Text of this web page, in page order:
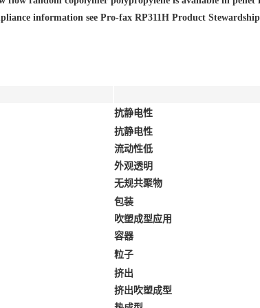
information see Pro-fax RP311H Product
抗静电性
抗静电性
流动性低
外观透明
无规共聚物
包装
吹塑成型应用
容器
粒子
挤出
挤出吹塑成型